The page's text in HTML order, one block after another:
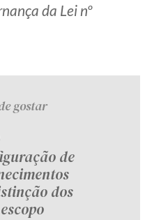
da Lei nº
gostar
de
dos